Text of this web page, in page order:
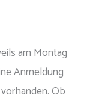
am Montag
Anmeldung
Ob